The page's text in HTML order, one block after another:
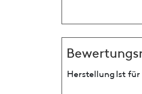
HerstellungIst